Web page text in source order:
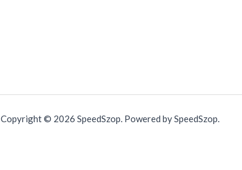
Copyright © 2026 SpeedSzop. Powered by SpeedSzop.